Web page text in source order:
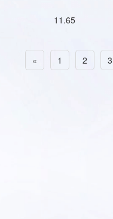
11.65
« 1 2 3